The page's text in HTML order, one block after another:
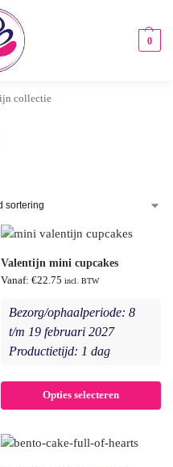
0
collectie
Valentijn mini cupcakes
Vanaf: €22.75 incl. BTW
Bezorg/ophaalperiode: 8
t/m 19 februari 2027
Productietijd: 1 dag
Opties selecteren